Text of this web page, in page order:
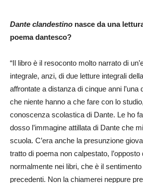
Dante clandestino nasce da una
poema dantesco?
“Il libro è il resoconto molto narrato di
integrale, anzi, di due letture integrali della
affrontate a distanza di cinque anni l’una
che niente hanno a che fare con lo
conoscenza scolastica di Dante. Le ho
dosso l’immagine attillata di Dante che
scuola. C’era anche la presunzione
tratto di poema non calpestato,
normalmente nei libri, che è il
precedenti. Non la chiamerei neppure